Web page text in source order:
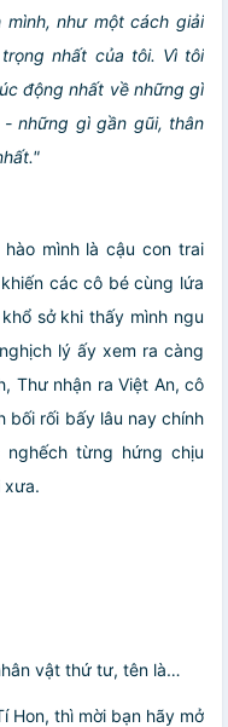
như một cách giải
nhất của tôi. Vì tôi
động nhất về những gì
những gì gần gũi, thân
mình là cậu con trai
các cô bé cùng lứa
sở khi thấy mình ngu
lý ấy xem ra càng
Thư nhận ra Việt An, cô
bối rối bấy lâu nay chính
từng hứng chịu
xưa.
vật thứ tư, tên là…
Hon, thì mời bạn hãy mở